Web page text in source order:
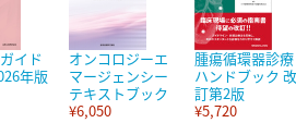
イド
年版
オンコロジーエ
マージェンシー
テキストブック
¥6,050
腫瘍循環器診療
ハンドブック 改
訂第2版
¥5,720